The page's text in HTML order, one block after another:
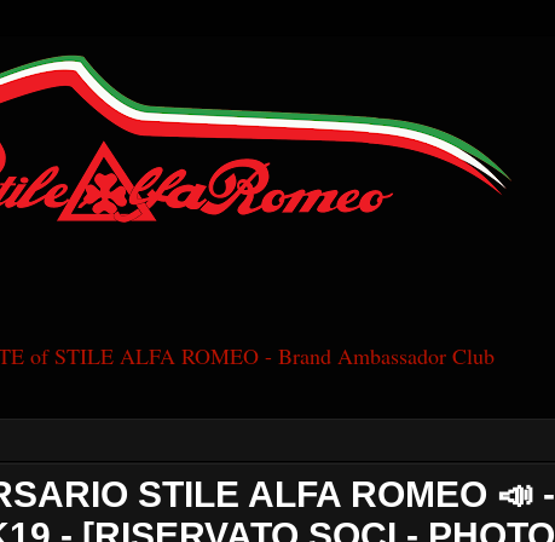
of STILE ALFA ROMEO - Brand Ambassador Club
STILE ALFA ROMEO 📣 -